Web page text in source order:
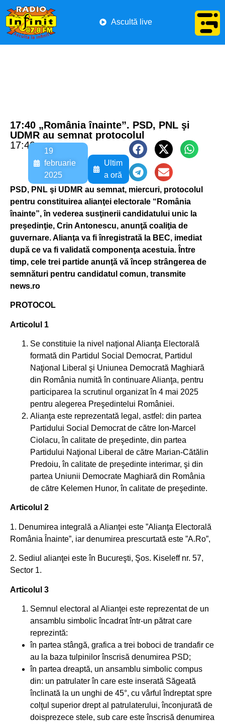
Ascultă live
17:40 „România înainte”. PSD, PNL şi
UDMR au semnat protocolul
17:40
19
februarie
2025
Ultim
a oră
PSD, PNL şi UDMR au semnat, miercuri, protocolul
pentru constituirea alianţei electorale “România
înainte”, în vederea susţinerii candidatului unic la
preşedinţie, Crin Antonescu, anunţă coaliţia de
guvernare. Alianţa va fi înregistrată la BEC, imediat
după ce va fi validată componenţa acestuia. Între
timp, cele trei partide anunţă vă încep strângerea de
semnături pentru candidatul comun, transmite
news.ro
PROTOCOL
Articolul 1
Se constituie la nivel naţional Alianţa Electorală
formată din Partidul Social Democrat, Partidul
Naţional Liberal şi Uniunea Democrată Maghiară
din România numită în continuare Alianţa, pentru
participarea la scrutinul organizat în 4 mai 2025
pentru alegerea Preşedintelui României.
Alianţa este reprezentată legal, astfel: din partea
Partidului Social Democrat de către Ion-Marcel
Ciolacu, în calitate de preşedinte, din partea
Partidului Naţional Liberal de către Marian-Cătălin
Predoiu, în calitate de preşedinte interimar, şi din
partea Uniunii Democrate Maghiară din România
de către Kelemen Hunor, în calitate de preşedinte.
Articolul 2
1. Denumirea integrală a Alianţei este ”Alianţa Electorală
România Înainte”, iar denumirea prescurtată este ”A.Ro”,
2. Sediul alianţei este în Bucureşti, Şos. Kiseleff nr. 57,
Sector 1.
Articolul 3
Semnul electoral al Alianţei este reprezentat de un
ansamblu simbolic încadrat într-un pătrat care
reprezintă:
în partea stângă, grafica a trei boboci de trandafir ce
au la baza tulpinilor înscrisă denumirea PSD;
în partea dreaptă, un ansamblu simbolic compus
din: un patrulater în care este inserată Săgeată
înclinată la un unghi de 45°, cu vârful îndreptat spre
colţul superior drept al patrulaterului, înconjurată de
doisprezece stele, sub care este înscrisă denumirea